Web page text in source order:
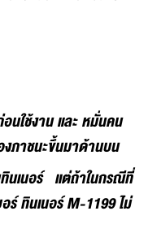
นใช้งาน และ หมั่นคน
ภาชนะขึ้นมาด้านบน
นเนอร์ แต่ถ้าในกรณีที่
ร์ ทินเนอร์ M-1199 ไม่